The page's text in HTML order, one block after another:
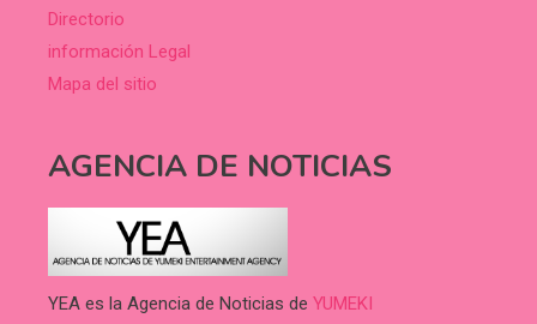
Directorio
información Legal
Mapa del sitio
AGENCIA DE NOTICIAS
YEA es la Agencia de Noticias de YUMEKI